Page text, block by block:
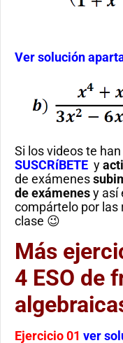
Ver solución
Si los videos te
SUSCRíBETE y
de exámenes
de exámenesy así
compártelo por las
clase 😉
Más
4 ESO de
Ejercicio 01 ver